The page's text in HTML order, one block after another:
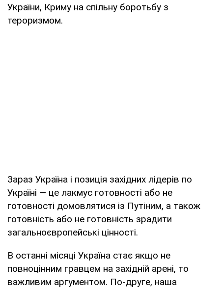
України, Криму на спільну боротьбу з
тероризмом.
Зараз Україна і позиція західних лідерів по
Україні — це лакмус готовності або не
готовності домовлятися із Путіним, а також
готовність або не готовність зрадити
загальноєвропейські цінності.
В останні місяці Україна стає якщо не
повноцінним гравцем на західній арені, то
важливим аргументом. По-друге, наша